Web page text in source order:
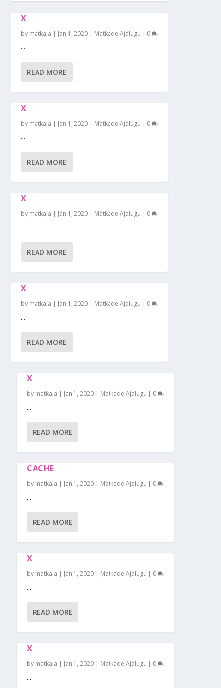
X
by matkaja | Jan 1, 2020 | Matkade Ajalugu | 0
...
READ MORE
X
by matkaja | Jan 1, 2020 | Matkade Ajalugu | 0
...
READ MORE
X
by matkaja | Jan 1, 2020 | Matkade Ajalugu | 0
...
READ MORE
X
by matkaja | Jan 1, 2020 | Matkade Ajalugu | 0
...
READ MORE
X
by matkaja | Jan 1, 2020 | Matkade Ajalugu | 0
...
READ MORE
CACHE
by matkaja | Jan 1, 2020 | Matkade Ajalugu | 0
...
READ MORE
X
by matkaja | Jan 1, 2020 | Matkade Ajalugu | 0
...
READ MORE
X
by matkaja | Jan 1, 2020 | Matkade Ajalugu | 0
...